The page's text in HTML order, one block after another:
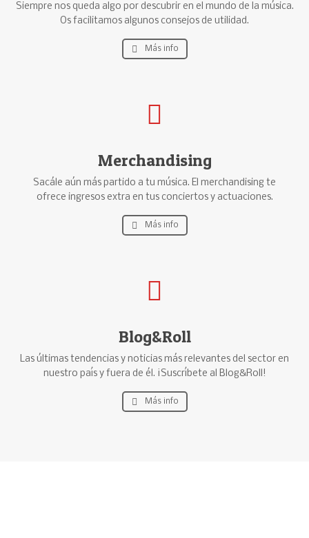
Siempre nos queda algo por descubrir en el mundo de la música.
Os facilitamos algunos consejos de utilidad.
Más info
Merchandising
Sacále aún más partido a tu música. El merchandising te
ofrece ingresos extra en tus conciertos y actuaciones.
Más info
Blog&Roll
Las últimas tendencias y noticias más relevantes del sector en
nuestro país y fuera de él. ¡Suscríbete al Blog&Roll!
Más info